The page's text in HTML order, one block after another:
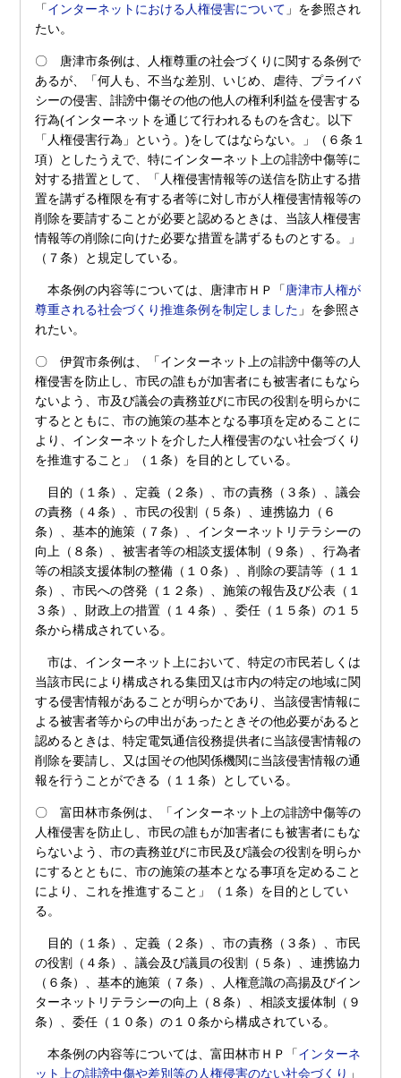
「インターネットにおける人権侵害について 」を参照され
たい。
〇 唐津市条例は、人権尊重の社会づくりに関する条例で
あるが、「何人も、不当な差別、いじめ、虐待、プライバ
シーの侵害、誹謗中傷その他の他人の権利利益を侵害する
行為(インターネットを通じて行われるものを含む。以下
「人権侵害行為」という。)をしてはならない。」（６条１
項）としたうえで、特にインターネット上の誹謗中傷等に
対する措置として、「人権侵害情報等の送信を防止する措
置を講ずる権限を有する者等に対し市が人権侵害情報等の
削除を要請することが必要と認めるときは、当該人権侵害
情報等の削除に向けた必要な措置を講ずるものとする。」
（７条）と規定している。
本条例の内容等については、唐津市ＨＰ「唐津市人権が
尊重される社会づくり推進条例を制定しました 」を参照さ
れたい。
〇 伊賀市条例は、「インターネット上の誹謗中傷等の人
権侵害を防止し、市民の誰もが加害者にも被害者にもなら
ないよう、市及び議会の責務並びに市民の役割を明らかに
するとともに、市の施策の基本となる事項を定めることに
より、インターネットを介した人権侵害のない社会づくり
を推進すること」（１条）を目的としている。
目的（１条）、定義（２条）、市の責務（３条）、議会
の責務（４条）、市民の役割（５条）、連携協力（６
条）、基本的施策（７条）、インターネットリテラシーの
向上（８条）、被害者等の相談支援体制（９条）、行為者
等の相談支援体制の整備（１０条）、削除の要請等（１１
条）、市民への啓発（１２条）、施策の報告及び公表（１
３条）、財政上の措置（１４条）、委任（１５条）の１５
条から構成されている。
市は、インターネット上において、特定の市民若しくは
当該市民により構成される集団又は市内の特定の地域に関
する侵害情報があることが明らかであり、当該侵害情報に
よる被害者等からの申出があったときその他必要があると
認めるときは、特定電気通信役務提供者に当該侵害情報の
削除を要請し、又は国その他関係機関に当該侵害情報の通
報を行うことができる（１１条）としている。
〇 富田林市条例は、「インターネット上の誹謗中傷等の
人権侵害を防止し、市民の誰もが加害者にも被害者にもな
らないよう、市の責務並びに市民及び議会の役割を明らか
にするとともに、市の施策の基本となる事項を定めること
により、これを推進すること」（１条）を目的としてい
る。
目的（１条）、定義（２条）、市の責務（３条）、市民
の役割（４条）、議会及び議員の役割（５条）、連携協力
（６条）、基本的施策（７条）、人権意識の高揚及びイン
ターネットリテラシーの向上（８条）、相談支援体制（９
条）、委任（１０条）の１０条から構成されている。
本条例の内容等については、富田林市ＨＰ「インターネ
ット上の誹謗中傷や差別等の人権侵害のない社会づくり 」